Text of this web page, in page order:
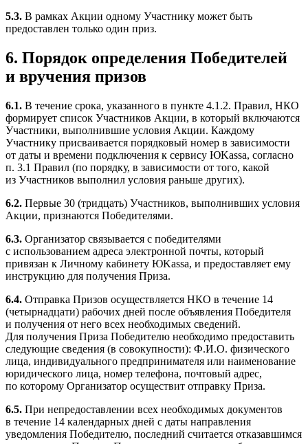
5.3. В рамках Акции одному Участнику может быть
предоставлен только один приз.
6. Порядок определения Победителей
и вручения призов
6.1. В течение срока, указанного в пункте 4.1.2. Правил, НКО
формирует список Участников Акции, в который включаются
Участники, выполнившие условия Акции. Каждому
Участнику присваивается порядковый номер в зависимости
от даты и времени подключения к сервису ЮKassa, согласно
п. 3.1 Правил (по порядку, в зависимости от того, какой
из Участников выполнил условия раньше других).
6.2. Первые 30 (тридцать) Участников, выполнивших условия
Акции, признаются Победителями.
6.3. Организатор связывается с победителями
с использованием адреса электронной почты, который
привязан к Личному кабинету ЮKassa, и предоставляет ему
инструкцию для получения Приза.
6.4. Отправка Призов осуществляется НКО в течение 14
(четырнадцати) рабочих дней после объявления Победителя
и получения от него всех необходимых сведений.
Для получения Приза Победителю необходимо предоставить
следующие сведения (в совокупности): Ф.И.О. физического
лица, индивидуального предпринимателя или наименование
юридического лица, номер телефона, почтовый адрес,
по которому Организатор осуществит отправку Приза.
6.5. При непредоставлении всех необходимых документов
в течение 14 календарных дней с даты направления
уведомления Победителю, последний считается отказавшимся